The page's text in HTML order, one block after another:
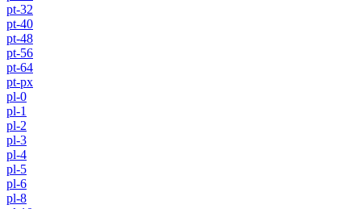
pt-32
pt-40
pt-48
pt-56
pt-64
pt-px
pl-0
pl-1
pl-2
pl-3
pl-4
pl-5
pl-6
pl-8